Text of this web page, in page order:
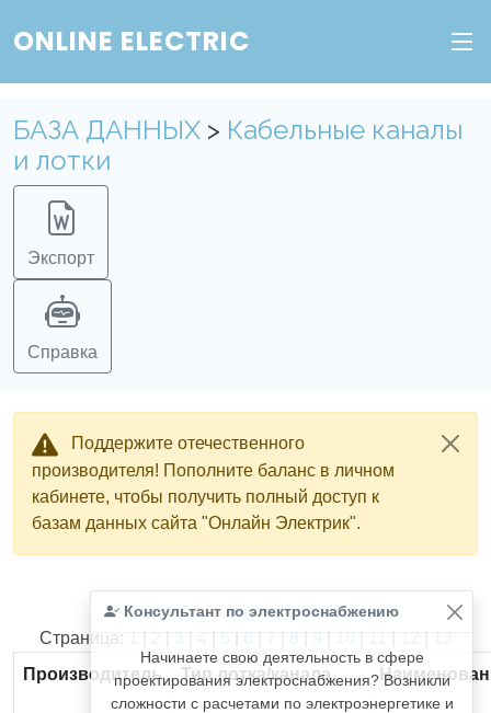
ONLINE ELECTRIC
БАЗА ДАННЫХ > Кабельные каналы
и лотки
Экспорт
Справка
Поддержите отечественного
производителя! Пополните баланс в личном
кабинете, чтобы получить полный доступ к
базам данных сайта "Онлайн Электрик".
Консультант по электроснабжению
Начинаете свою деятельность в сфере
проектирования электроснабжения? Возникли
сложности с расчетами по электроэнергетике и
Найдено366из366записей.
Страница: 1 | 2 | 3 | 4 | 5 | 6 | 7 | 8 | 9 | 10 | 11 | 12 | 13
Производитель
Тип лотка/канала